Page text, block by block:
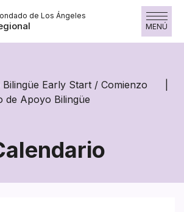
de Los Ángeles
MENÚ
Early Start / Comienzo
de Apoyo Bilingüe